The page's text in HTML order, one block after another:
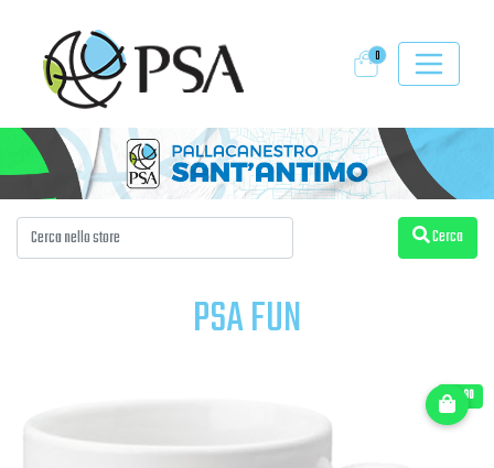
0
Cerca
PSA FUN
€ 11.90